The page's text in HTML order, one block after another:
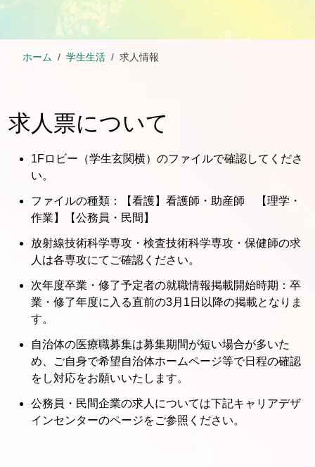
ホーム 学生生活 求人情報
求人票について
1Fロビー（学生玄関横）のファイルで確認してくださ
い。
ファイルの種類：【看護】看護師・助産師 【理学・
作業】【公務員・民間】
放射線技術科学専攻・検査技術科学専攻・保健師の求
人は各専攻にてご確認ください。
次年度卒業・修了予定者の就職情報掲載開始時期：卒
業・修了年度に入る直前の3月1日以降の掲載となりま
す。
自治体の医療職募集は募集期間が短い場合が多いた
め、ご自身で希望自治体ホームページ等で日程の確認
をし対応をお願いいたします。
公務員・民間企業の求人については下記キャリアデザ
インセンターのページをご参照ください。